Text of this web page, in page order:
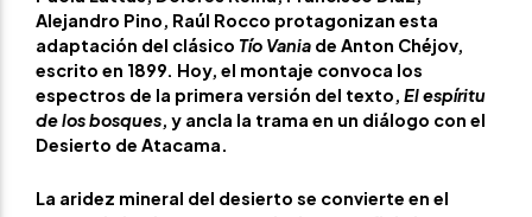
Alejandro Pino, Raúl Rocco protagonizan esta
adaptación del clásico Tío Vania de Anton Chéjov,
escrito en 1899. Hoy, el montaje convoca los
espectros de la primera versión del texto, Elespíritu
de los bosques, y ancla la trama en un diálogo con el
Desierto de Atacama.
La aridez mineral del desierto se convierte en el